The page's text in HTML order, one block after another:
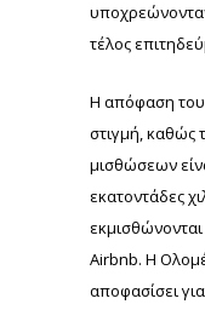
τέλος
Η απόφαση του
στιγμή, καθώς
μισθώσεων
εκατοντάδες
Airbnb. Η
αποφασίσει